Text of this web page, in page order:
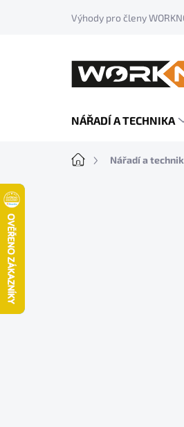
Výhody pro členy
NÁŘADÍ A TECHNIKA
Domů Nářadí a